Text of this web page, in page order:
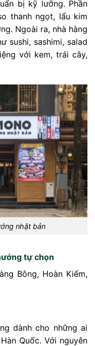
bị kỹ lưỡng. Phần
thanh ngọt, lẩu kim
Ngoài ra, nhà hàng
sushi, sashimi, salad
với kem, trái cây,
nhật bản
tự chọn
Bông, Hoàn Kiếm,
dành cho những ai
Quốc. Với nguyên